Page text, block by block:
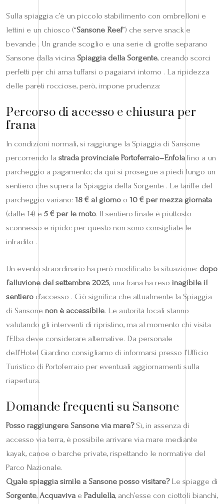
Sulla spiaggia c’è un piccolo stabilimento con ombrelloni e
lettini e un chiosco (“Sansone Reef”) che serve snack e
bevande . Un grande scoglio e una serie di grotte separano
Sansone dalla vicina Spiaggia della Sorgente, creando scorci
perfetti per chi ama tuffarsi o pagaiarvi intorno . La ripidezza
delle pareti rocciose, però, impone prudenza:
Percorso di accesso e chiusura per
frana
In condizioni normali, si raggiunge la Spiaggia di Sansone
percorrendo la strada provinciale Portoferraio–Enfolafino a un
parcheggio a pagamento; da qui si prosegue a piedi lungo un
sentiero che supera la Spiaggia della Sorgente . Le tariffe del
parcheggio variano: 18 € al giorno o 10 € per mezza giornata
(dalle 14) e 5 € per le moto. Il sentiero finale è piuttosto
sconnesso e ripido: per questo non sono consigliate le
infradito .
Un evento straordinario ha però modificato la situazione: dopo
l’alluvione del settembre 2025, una frana ha reso inagibile il
sentiero d’accesso . Ciò significa che attualmente la Spiaggia
di Sansone non è accessibile. Le autorità locali stanno
valutando gli interventi di ripristino, ma al momento chi visita
l’Elba deve considerare alternative. Da personale
dell’Hotel Giardino consigliamo di informarsi presso l’Ufficio
Turistico di Portoferraio per eventuali aggiornamenti sulla
riapertura.
Domande frequenti su Sansone
Posso raggiungere Sansone via mare?Sì, in assenza di
accesso via terra, è possibile arrivare via mare mediante
kayak, canoe o barche private, rispettando le normative del
Parco Nazionale.
Quale spiaggia simile a Sansone posso visitare?Le spiagge di
Sorgente, Acquavivae Padulella, anch’esse con ciottoli bianchi,